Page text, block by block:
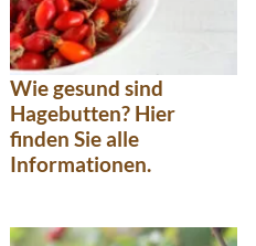
Wie gesund sind
Hagebutten? Hier
finden Sie alle
Informationen.